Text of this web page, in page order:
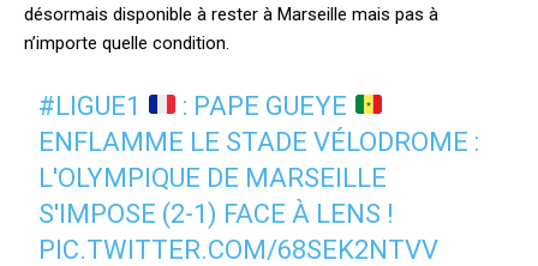
désormais disponible à rester à Marseille mais pas à
n’importe quelle condition.
#LIGUE1
: PAPE GUEYE
ENFLAMME LE STADE VÉLODROME :
L'OLYMPIQUE DE MARSEILLE
S'IMPOSE (2-1) FACE À LENS !
PIC.TWITTER.COM/68SEK2NTVV